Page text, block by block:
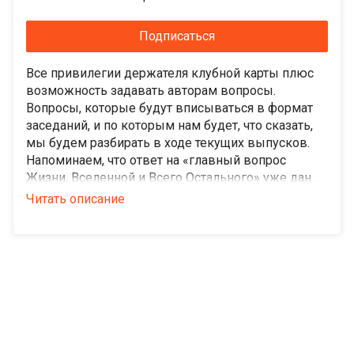
Подписаться
Все привилегии держателя клубной карты плюс
возможность задавать авторам вопросы.
Вопросы, которые будут вписываться в формат
заседаний, и по которым нам будет, что сказать,
мы будем разбирать в ходе текущих выпусков.
Напоминаем, что ответ на «главный вопрос
Жизни, Вселенной и Всего Остального» уже дан —
42. Для более конкретных вопросов есть уровень
Читать описание